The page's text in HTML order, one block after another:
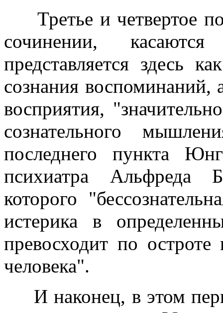
Третье и четвертое
сочинении, касаются
представляется здесь
сознания воспоминаний,
восприятия,
сознательного
последнего пункта
психиатра Альфреда
которого
истерика в
превосходит по остроте
человека".
И наконец, в этом